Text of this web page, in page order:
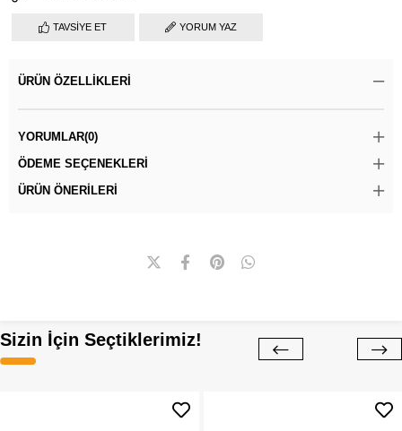
TAVSIYE ET YORUM YAZ
ÜRÜN ÖZELLIKLERI
YORUMLAR(0)
ÖDEME SEÇENEKLERI
ÜRÜN ÖNERILERI
Sizin İçin Seçtiklerimiz!